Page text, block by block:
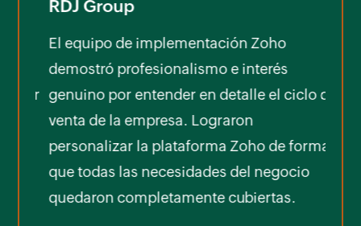
RDJ Group
El equipo de implementación Zoho
demostró profesionalismo e interés
genuino por entender en detalle el ciclo de
venta de la empresa. Lograron
personalizar la plataforma Zoho de forma
que todas las necesidades del negocio
quedaron completamente cubiertas.